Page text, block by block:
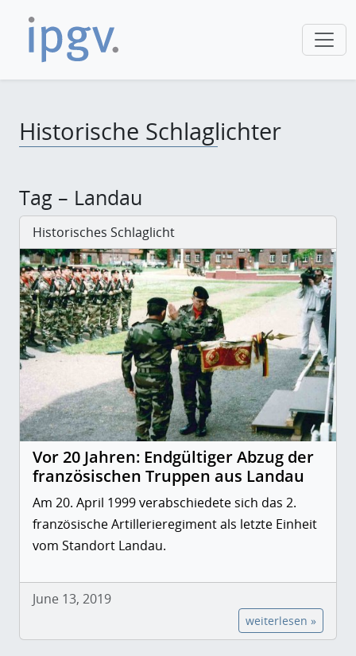
Historische Schlaglichter
Tag – Landau
Historisches Schlaglicht
Vor 20 Jahren: Endgültiger Abzug der
französischen Truppen aus Landau
Am 20. April 1999 verabschiedete sich das 2.
französische Artillerieregiment als letzte Einheit
vom Standort Landau.
June 13, 2019
weiterlesen »